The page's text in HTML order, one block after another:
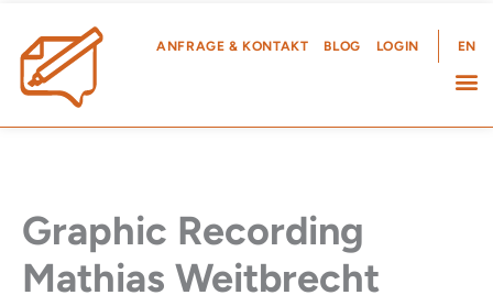
Inhalt
springen
ANFRAGE & KONTAKT BLOG LOGIN EN
Graphic Recording
Mathias Weitbrecht